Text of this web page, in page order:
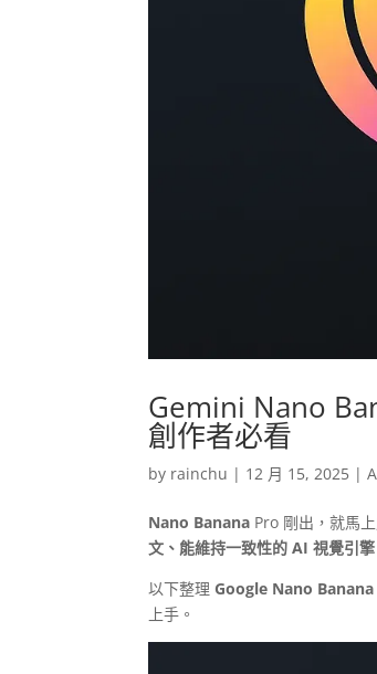
Gemini Nano
創作者必看
by rainchu | 12 月 15, 2025 |
Nano Banana Pro 剛出，就馬
文、能維持一致性的 AI 視覺引擎
以下整理 Google Nano
上手。